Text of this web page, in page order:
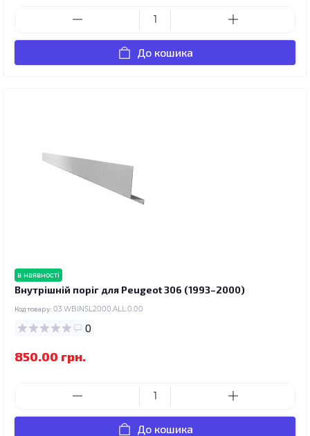
До кошика
в наявності
Внутрішній поріг для Peugeot 306 (1993–2000)
Код товару: 03.WBINSL2000.ALL.0.00
0
850.00 грн.
До кошика